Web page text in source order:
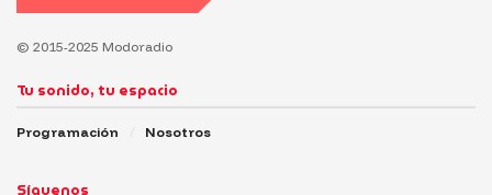
© 2015-2025 Modoradio
Tu sonido, tu espacio
Programación Nosotros
Síguenos